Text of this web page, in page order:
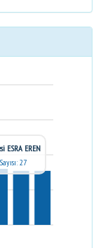
ESRA EREN
27